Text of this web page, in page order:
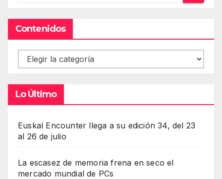
Contenidos
Contenidos
Lo Último
Euskal Encounter llega a su edición 34, del 23
al 26 de julio
La escasez de memoria frena en seco el
mercado mundial de PCs